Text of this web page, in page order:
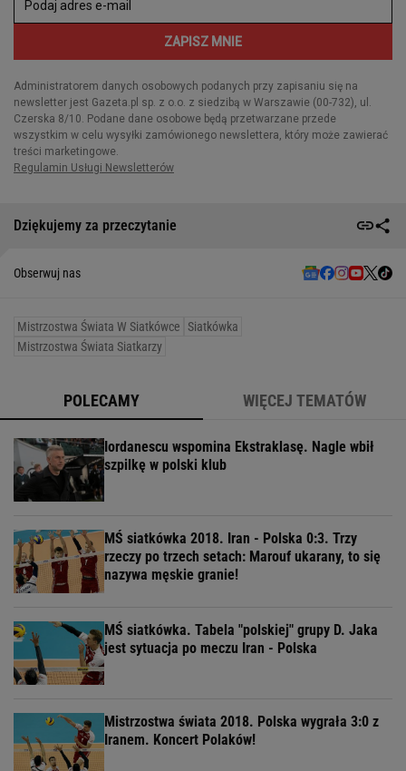
Dziękujemy za przeczytanie
Obserwuj nas
Mistrzostwa Świata W Siatkówce Siatkówka
Mistrzostwa Świata Siatkarzy
POLECAMY WIĘCEJ TEMATÓW
Iordanescu wspomina Ekstraklasę. Nagle wbił
szpilkę w polski klub
MŚ siatkówka 2018. Iran - Polska 0:3. Trzy
rzeczy po trzech setach: Marouf ukarany, to się
nazywa męskie granie!
MŚ siatkówka. Tabela "polskiej" grupy D. Jaka
jest sytuacja po meczu Iran - Polska
Mistrzostwa świata 2018. Polska wygrała 3:0 z
Iranem. Koncert Polaków!